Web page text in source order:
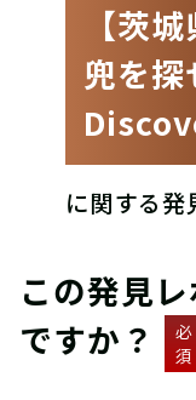
【茨
兜を
に関する発
この発見
ですか？
必
須